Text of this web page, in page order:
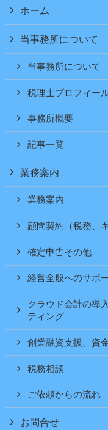
ホーム
当事務所について
当事務所について
税理士プロフィー
事務所概要
記事一覧
業務案内
業務案内
顧問契約（税務、
確定申告その他
経営全般へのサポ
クラウド会計の導
ティング
創業融資支援、資
税務相談
ご依頼からの流れ
お問合せ